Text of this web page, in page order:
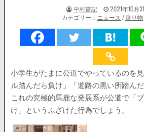
著
者:
中村書記
掲
載
日：
2021年10月
カテゴリー： ニュース /乗り物
小学生がたまに公道でやっているのを
ル踏んだら負け」「道路の黒い所踏ん
これの究極的馬鹿な発展系が公道で「
け」というふざけた行為でしょう。